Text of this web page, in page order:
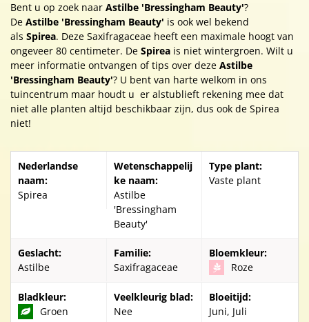
Bent u op zoek naar Astilbe 'Bressingham Beauty'?
De Astilbe 'Bressingham Beauty' is ook wel bekend
als Spirea. Deze Saxifragaceae heeft een maximale hoogt van
ongeveer 80 centimeter. De Spirea is niet wintergroen. Wilt u
meer informatie ontvangen of tips over deze Astilbe
'Bressingham Beauty'? U bent van harte welkom in ons
tuincentrum maar houdt u er alstublieft rekening mee dat
niet alle planten altijd beschikbaar zijn, dus ook de Spirea
niet!
Nederlandse
naam:
Spirea
Wetenschappelij
ke naam:
Astilbe
'Bressingham
Beauty'
Type plant:
Vaste plant
Geslacht:
Astilbe
Familie:
Saxifragaceae
Bloemkleur:
Roze
Bladkleur:
Groen
Veelkleurig blad:
Nee
Bloeitijd:
Juni, Juli